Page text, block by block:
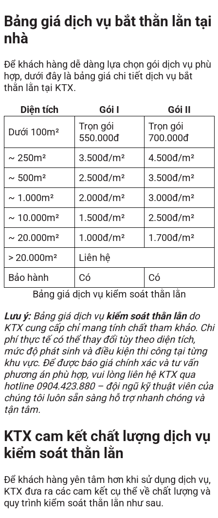
Bảng giá dịch vụ bắt thằn lằn tại
nhà
Để khách hàng dễ dàng lựa chọn gói dịch vụ phù
hợp, dưới đây là bảng giá chi tiết dịch vụ bắt
thằn lằn tại KTX.
Diện tích
Gói I
Gói II
Dưới 100m²
Trọn gói
550.000đ
Trọn gói
700.000đ
~ 250m²
3.500đ/m²
4.500đ/m²
~ 500m²
2.500đ/m²
3.500đ/m²
~ 1.000m²
2.000đ/m²
3.000đ/m²
~ 10.000m²
1.500đ/m²
2.500đ/m²
~ 20.000m²
1.000đ/m²
1.700đ/m²
> 20.000m²
Liên hệ
Bảo hành
Có
Có
Bảng giá dịch vụ kiểm soát thằn lằn
Lưu ý:Bảng giá dịch vụkiểm soát thằn lằndo
KTX cung cấp chỉ mang tính chất tham khảo. Chi
phí thực tế có thể thay đổi tùy theo diện tích,
mức độ phát sinh và điều kiện thi công tại từng
khu vực. Để được báo giá chính xác và tư vấn
phương án phù hợp, vui lòng liên hệ KTX qua
hotline 0904.423.880 – đội ngũ kỹ thuật viên của
chúng tôi luôn sẵn sàng hỗ trợ nhanh chóng và
tận tâm.
KTX cam kết chất lượng dịch vụ
kiểm soát thằn lằn
Để khách hàng yên tâm hơn khi sử dụng dịch vụ,
KTX đưa ra các cam kết cụ thể về chất lượng và
quy trình kiểm soát thằn lằn như sau.